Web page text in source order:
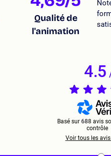
Qualité de
l'animation
4.5
Basé sur 688 avis
contrôle
Voir tous les